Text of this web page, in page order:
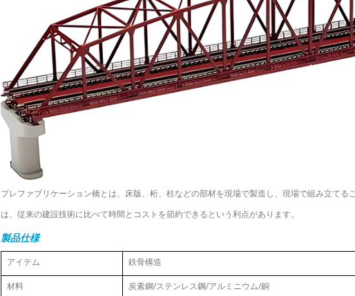
プレファブリケーション橋とは、床版、桁、柱などの部材を現場で製造し、現場で組み立て
は、従来の建設技術に比べて時間とコストを節約できるという利点があります。
製品仕様
アイテム 鉄骨構造
材料 炭素鋼/ステンレス鋼/アルミニウム/銅